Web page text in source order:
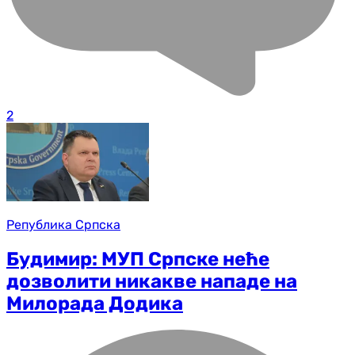
2
Република Српска
Будимир: МУП Српске неће
дозволити никакве нападе на
Милорада Додика